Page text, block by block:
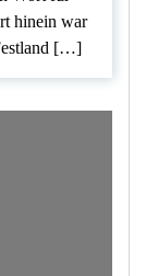
hinein war
[…]